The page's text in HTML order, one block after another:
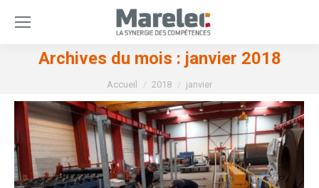
Archives du mois : janvier 2018
Vous êtes ici :
Accueil 2018 janvier